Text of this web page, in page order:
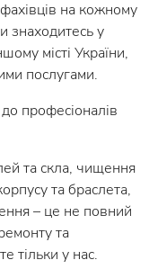
на кожному
знаходитесь у
місті України,
послугами.
професіоналів
та скла, чищення
та браслета,
– це не повний
та
тільки у нас.